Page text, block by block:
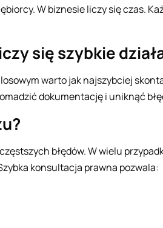
W biznesie liczy się czas.
się szybkie
warto jak najszybciej
dokumentację i uniknąć
błędów. W wielu
konsultacja prawna pozwala: